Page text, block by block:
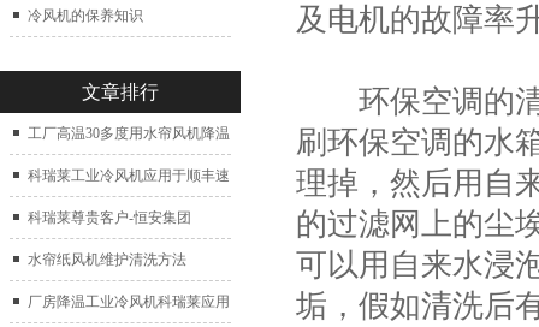
冷风机的保养知识
文章排行
工厂高温30多度用水帘风机降温
科瑞莱工业冷风机应用于顺丰速
运仓库通风降温
科瑞莱尊贵客户-恒安集团
水帘纸风机维护清洗方法
厂房降温工业冷风机科瑞莱应用
及电机的故障率
环保空调的清
刷环保空调的水
理掉，然后用自
的过滤网上的尘
可以用自来水浸
垢，假如清洗后